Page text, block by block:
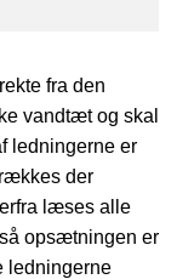
fra den
vandtæt og skal
ledningerne er
der
læses alle
opsætningen er
ledningerne